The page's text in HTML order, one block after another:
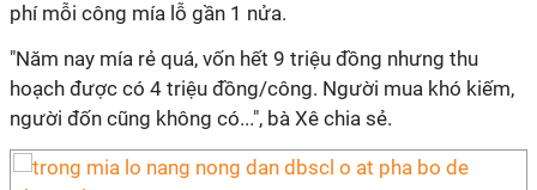
phí mỗi công mía lỗ gần 1 nửa.
"Năm nay mía rẻ quá, vốn hết 9 triệu đồng nhưng thu
hoạch được có 4 triệu đồng/công. Người mua khó kiếm,
người đốn cũng không có...", bà Xê chia sẻ.